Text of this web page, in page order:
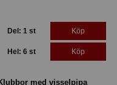
Del: 1 st Köp
Hel: 6 st Köp
med visselpipa